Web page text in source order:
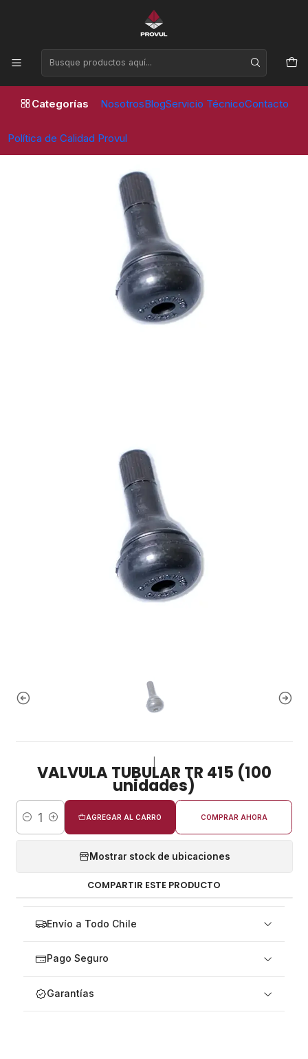
Categorías NosotrosBlogServicio TécnicoContacto
Política de Calidad Provul
Horario de atención Lunes a Viernes de 09:00 a 17:30 horas
Inicio Valvulas
VALVULA TUBULAR TR 415 (100
unidades)
Cantidad
AGREGAR AL CARRO COMPRAR AHORA
Mostrar stock de ubicaciones
COMPARTIR ESTE PRODUCTO
Envío a Todo Chile
Pago Seguro
Garantías